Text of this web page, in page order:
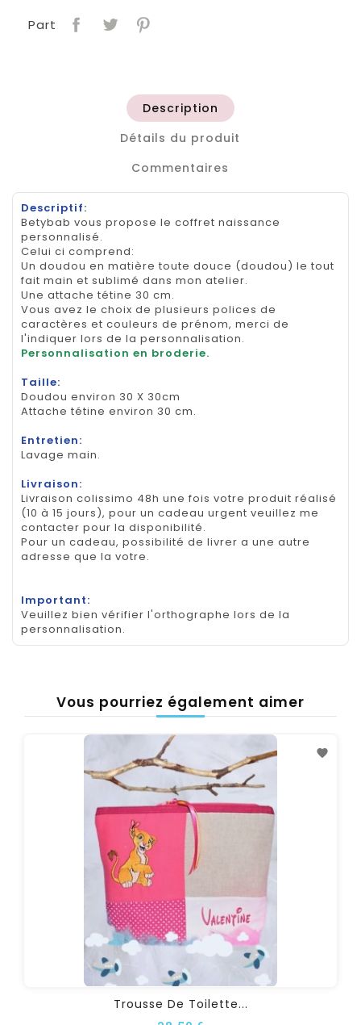
Part
Description
Détails du produit
Commentaires
Descriptif:
Betybab vous propose le coffret naissance
personnalisé.
Celui ci comprend:
Un doudou en matière toute douce (doudou) le tout
fait main et sublimé dans mon atelier.
Une attache tétine 30 cm.
Vous avez le choix de plusieurs polices de
caractères et couleurs de prénom, merci de
l'indiquer lors de la personnalisation.
Personnalisation en broderie.
Taille:
Doudou environ 30 X 30cm
Attache tétine environ 30 cm.
Entretien:
Lavage main.
Livraison:
Livraison colissimo 48h une fois votre produit réalisé
(10 à 15 jours), pour un cadeau urgent veuillez me
contacter pour la disponibilité.
Pour un cadeau, possibilité de livrer a une autre
adresse que la votre.
Important:
Veuillez bien vérifier l'orthographe lors de la
personnalisation.
Vous pourriez également aimer
Trousse De Toilette...